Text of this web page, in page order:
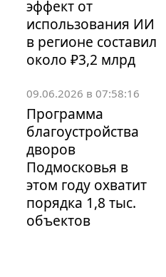
эффект от
использования ИИ
в регионе составил
около ₽3,2 млрд
09.06.2026 в 07:58:16
Программа
благоустройства
дворов
Подмосковья в
этом году охватит
порядка 1,8 тыс.
объектов